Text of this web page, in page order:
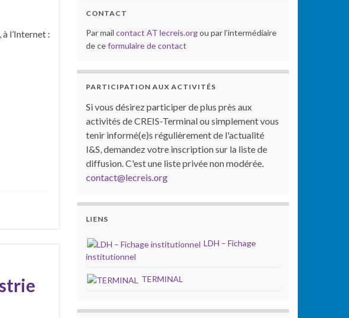
l’Internet :
CONTACT
Par mail contact AT lecreis.orgou par l’intermédiaire
de ceformulaire de contact
PARTICIPATION AUX ACTIVITÉS
Si vous désirez participer de plus près aux
activités de CREIS-Terminal ou simplement vous
tenir informé(e)s régulièrement de l'actualité
I&S, demandez votre inscription sur la liste de
diffusion. C'est une liste privée non modérée.
contact@lecreis.org
LIENS
LDH – Fichage
institutionnel
TERMINAL